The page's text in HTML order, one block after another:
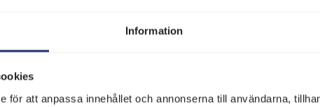
Information
för att anpassa innehållet och annonserna till användarna,
Hindersport